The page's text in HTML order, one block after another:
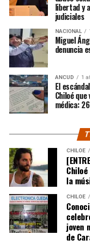
“Gracias
apoyo!!!!”
Por el momento, las
declaraciones
recién comienza y, el
comentarios de todo
del humorista de Punta
libertad y
judiciales
NACIONAL
Miguel
denuncia
ANCUD 1
El
Chiloé
médica:
CHILOE
la
CHILOE
joven
de